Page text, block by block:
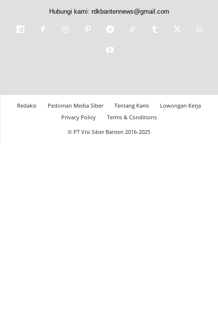
Hubungi kami: rdkbantennews@gmail.com
Redaksi Pedoman Media Siber Tentang Kami
Lowongan Kerja
Privacy Policy
Terms & Conditions
© PT Visi Siber Banten 2016-2025